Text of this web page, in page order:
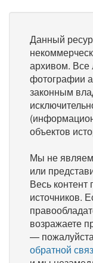
Данный
архивом. Все
фотографии
законным
объектов
Мы не
или
Весь контент
источников.
возражаете
—
обратной